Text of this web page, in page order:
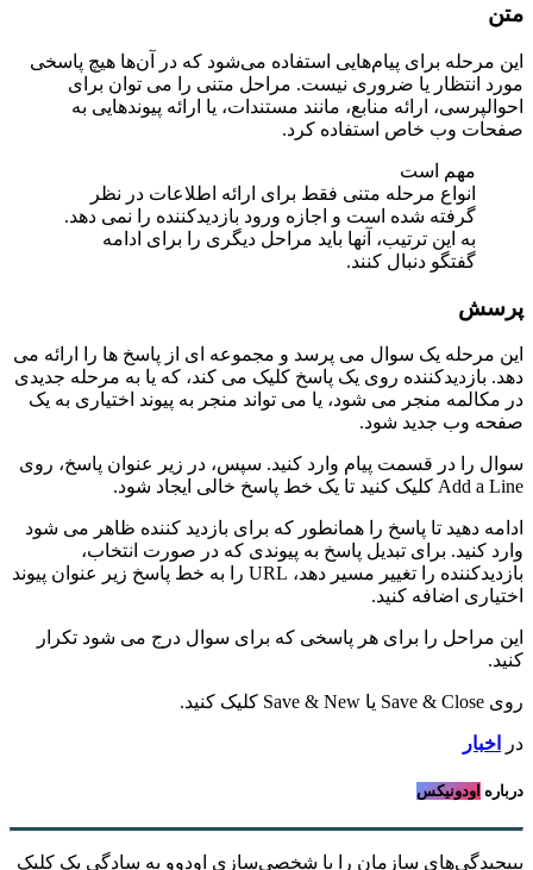
متن
این مرحله برای پیام‌هایی استفاده می‌شود که در آن‌ها هیچ پاسخی
مورد انتظار یا ضروری نیست. مراحل متنی را می توان برای
احوالپرسی، ارائه منابع، مانند مستندات، یا ارائه پیوندهایی به
صفحات وب خاص استفاده کرد.
مهم است
انواع مرحله متنی فقط برای ارائه اطلاعات در نظر
گرفته شده است و اجازه ورود بازدیدکننده را نمی دهد.
به این ترتیب، آنها باید مراحل دیگری را برای ادامه
گفتگو دنبال کنند.
پرسش
این مرحله یک سوال می پرسد و مجموعه ای از پاسخ ها را ارائه می
دهد. بازدیدکننده روی یک پاسخ کلیک می کند، که یا به مرحله جدیدی
در مکالمه منجر می شود، یا می تواند منجر به پیوند اختیاری به یک
صفحه وب جدید شود.
سوال را در قسمت پیام وارد کنید. سپس، در زیر عنوان پاسخ، روی
Add a Line کلیک کنید تا یک خط پاسخ خالی ایجاد شود.
ادامه دهید تا پاسخ را همانطور که برای بازدید کننده ظاهر می شود
وارد کنید. برای تبدیل پاسخ به پیوندی که در صورت انتخاب،
بازدیدکننده را تغییر مسیر دهد، URL را به خط پاسخ زیر عنوان پیوند
اختیاری اضافه کنید.
این مراحل را برای هر پاسخی که برای سوال درج می شود تکرار
کنید.
روی Save & Close یا Save & New کلیک کنید.
در اخبار
درباره اودونیکس
بپیچیدگی‌های سازمان را با شخصی‌سازی اودوو به سادگیِ یک کلیک